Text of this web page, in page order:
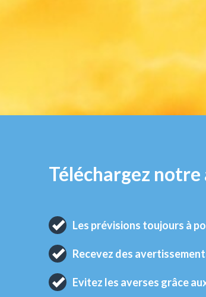
Téléchargez
Les prévisions toujours à
Recevez des
Evitez les averses grâce